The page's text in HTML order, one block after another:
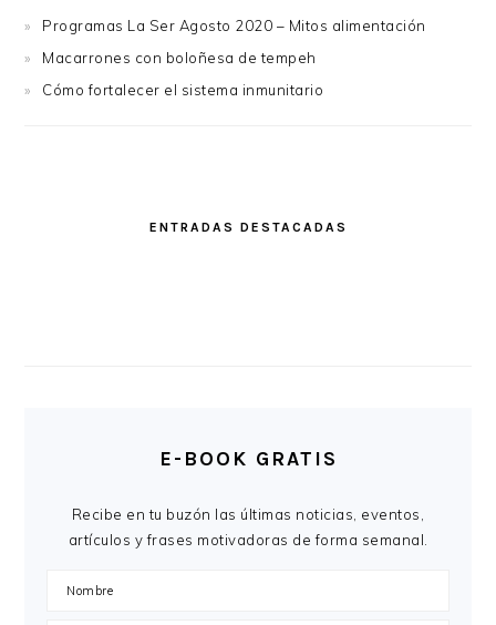
Programas La Ser Agosto 2020 – Mitos alimentación
Macarrones con boloñesa de tempeh
Cómo fortalecer el sistema inmunitario
ENTRADAS DESTACADAS
E-BOOK GRATIS
Recibe en tu buzón las últimas noticias, eventos,
artículos y frases motivadoras de forma semanal.